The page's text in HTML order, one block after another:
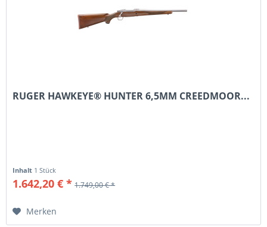
RUGER HAWKEYE® HUNTER 6,5MM CREEDMOOR...
Inhalt 1 Stück
1.642,20 € * 1.749,00 € *
Merken